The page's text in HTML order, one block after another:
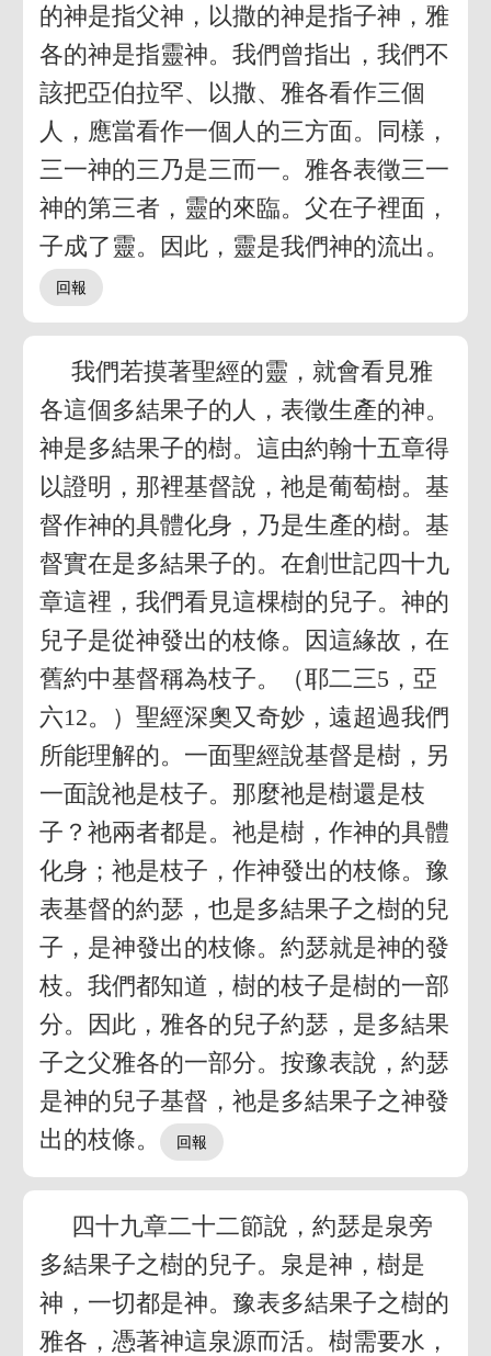
的神是指父神，以撒的神是指子神，雅
各的神是指靈神。我們曾指出，我們不
該把亞伯拉罕、以撒、雅各看作三個
人，應當看作一個人的三方面。同樣，
三一神的三乃是三而一。雅各表徵三一
神的第三者，靈的來臨。父在子裡面，
子成了靈。因此，靈是我們神的流出。
我們若摸著聖經的靈，就會看見雅
各這個多結果子的人，表徵生產的神。
神是多結果子的樹。這由約翰十五章得
以證明，那裡基督說，祂是葡萄樹。基
督作神的具體化身，乃是生產的樹。基
督實在是多結果子的。在創世記四十九
章這裡，我們看見這棵樹的兒子。神的
兒子是從神發出的枝條。因這緣故，在
舊約中基督稱為枝子。（耶二三5，亞
六12。）聖經深奧又奇妙，遠超過我們
所能理解的。一面聖經說基督是樹，另
一面說祂是枝子。那麼祂是樹還是枝
子？祂兩者都是。祂是樹，作神的具體
化身；祂是枝子，作神發出的枝條。豫
表基督的約瑟，也是多結果子之樹的兒
子，是神發出的枝條。約瑟就是神的發
枝。我們都知道，樹的枝子是樹的一部
分。因此，雅各的兒子約瑟，是多結果
子之父雅各的一部分。按豫表說，約瑟
是神的兒子基督，祂是多結果子之神發
出的枝條。
四十九章二十二節說，約瑟是泉旁
多結果子之樹的兒子。泉是神，樹是
神，一切都是神。豫表多結果子之樹的
雅各，憑著神這泉源而活。樹需要水，